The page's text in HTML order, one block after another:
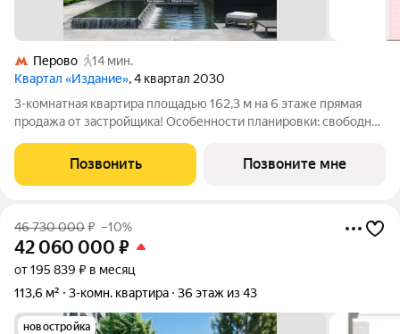
Перово
14 мин.
Квартал «Издание», 4 квартал 2030
3-комнатная квартира площадью 162,3 м на 6 этаже прямая
продажа от застройщика! Особенности планировки: свободная
санузел. «Издание» квартал на юго-востоке Москвы, рядом с
Позвонить Позвоните мне
46 730 000₽ –10%
42 060 000 ₽
от 195 839 ₽ в месяц
113,6 м²
3-комн. квартира 36 этаж из 43
новостройка